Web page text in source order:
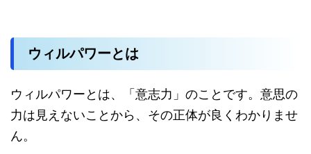
ウィルパワーとは
ウィルパワーとは、「意志力」のことです。意思の
力は見えないことから、その正体が良くわかりませ
ん。